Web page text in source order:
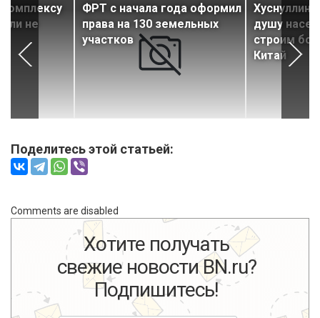
не
ФРТ с начала года оформил
права на 130 земельных
участков
Хуснуллин:
душу
строим
Китай
Поделитесь этой статьей:
Comments are disabled
Хотите получать
свежие новости BN.ru?
Подпишитесь!